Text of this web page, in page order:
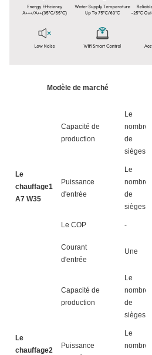
Modèle de marché
Le
chauffage1
A7 W35
Capacité de
production
Le
nombre
de
sièges
Puissance
d'entrée
Le
nombre
de
sièges
Le COP -
Courant
d'entrée
Une
Le
chauffage2
Capacité de
production
Le
nombre
de
sièges
Puissance
Le
nombre